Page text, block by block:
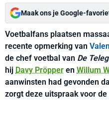
Maak ons je Google-
Voetbalfans plaatsen
recente opmerking van
de chef voetbal van De
hij Davy Pröpper en Willum
aanwinsten had gevonden
zorgt deze uitspraak voor